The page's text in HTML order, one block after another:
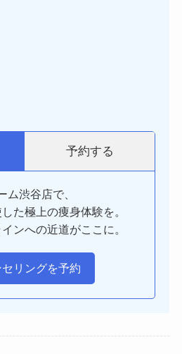
予約する
ム渋谷店で、
た極上の痩身体験を。
ンへの近道がここに。
セリングを予約